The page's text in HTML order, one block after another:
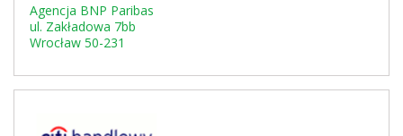
Agencja BNP Paribas
ul. Zakładowa 7bb
Wrocław 50-231